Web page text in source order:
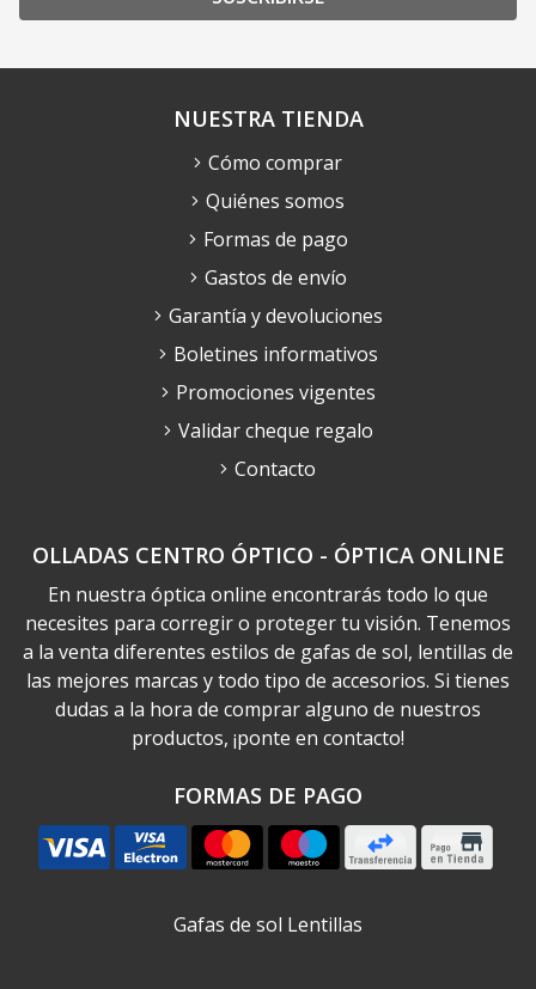
OLLADAS CENTRO ÓPTICO - ÓPTICA ONLINE
En nuestra óptica online encontrarás todo lo que
necesites para corregir o proteger tu visión. Tenemos
a la venta diferentes estilos de gafas de sol, lentillas de
las mejores marcas y todo tipo de accesorios. Si tienes
dudas a la hora de comprar alguno de nuestros
productos, ¡ponte en contacto!
FORMAS DE PAGO
NUESTRA TIENDA
Cómo comprar
Quiénes somos
Formas de pago
Gastos de envío
Garantía y devoluciones
Boletines informativos
Promociones vigentes
Validar cheque regalo
Contacto
Gafas de sol Lentillas